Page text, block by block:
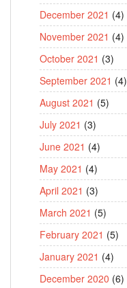
December 2021 (4)
November 2021 (4)
October 2021 (3)
September 2021 (4)
August 2021 (5)
July 2021 (3)
June 2021 (4)
May 2021 (4)
April 2021 (3)
March 2021 (5)
February 2021 (5)
January 2021 (4)
December 2020 (6)